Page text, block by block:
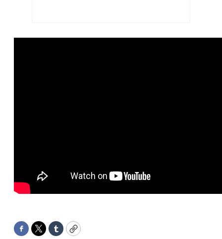
Facebook
TwitterTumblrCopy